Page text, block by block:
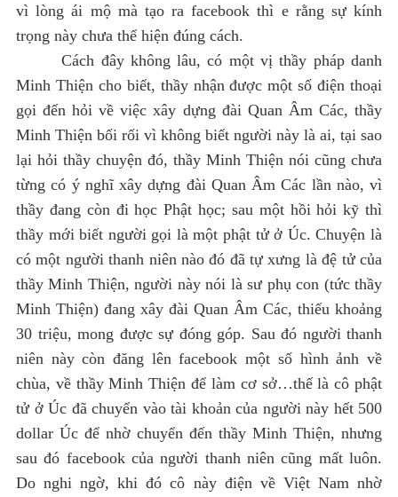
vì lòng ái mộ mà tạo ra facebook thì e rằng sự kính
trọng này chưa thể hiện đúng cách.
Cách đây không lâu, có một vị thầy pháp danh
Minh Thiện cho biết, thầy nhận được một số điện thoại
gọi đến hỏi về việc xây dựng đài Quan Âm Các, thầy
Minh Thiện bối rối vì không biết người này là ai, tại sao
lại hỏi thầy chuyện đó, thầy Minh Thiện nói cũng chưa
từng có ý nghĩ xây dựng đài Quan Âm Các lần nào, vì
thầy đang còn đi học Phật học; sau một hồi hỏi kỹ thì
thầy mới biết người gọi là một phật tử ở Úc. Chuyện là
có một người thanh niên nào đó đã tự xưng là đệ tử của
thầy Minh Thiện, người này nói là sư phụ con (tức thầy
Minh Thiện) đang xây đài Quan Âm Các, thiếu khoảng
30 triệu, mong được sự đóng góp. Sau đó người thanh
niên này còn đăng lên facebook một số hình ảnh về
chùa, về thầy Minh Thiện để làm cơ sở…thế là cô phật
tử ở Úc đã chuyển vào tài khoản của người này hết 500
dollar Úc để nhờ chuyển đến thầy Minh Thiện, nhưng
sau đó facebook của người thanh niên cũng mất luôn.
Do nghi ngờ, khi đó cô này điện về Việt Nam nhờ